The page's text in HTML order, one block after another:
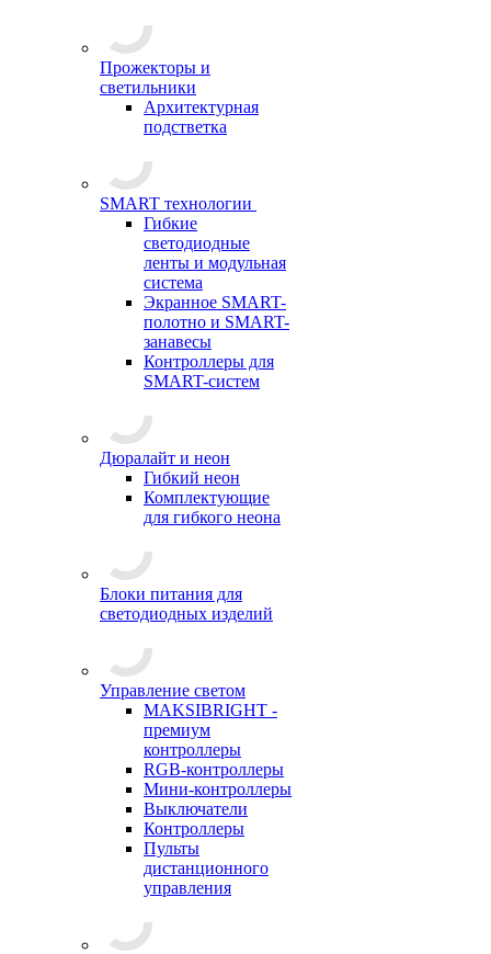
Прожекторы и
светильники
Архитектурная
подстветка
SMART технологии
Гибкие
светодиодные
ленты и модульная
система
Экранное SMART-
полотно и SMART-
занавесы
Контроллеры для
SMART-систем
Дюралайт и неон
Гибкий неон
Комплектующие
для гибкого неона
Блоки питания для
светодиодных изделий
Управление светом
MAKSIBRIGHT -
премиум
контроллеры
RGB-контроллеры
Мини-контроллеры
Выключатели
Контроллеры
Пульты
дистанционного
управления